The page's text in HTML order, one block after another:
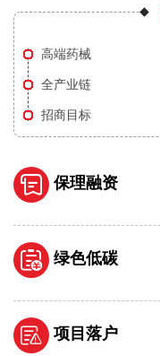
高端药械
全产业链
招商目标
保理融资
绿色低碳
项目落户